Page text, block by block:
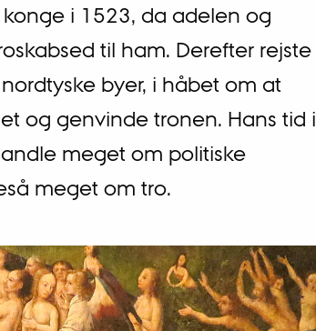
i 1523, da adelen og
til ham. Derefter rejste
byer, i håbet om at
og genvinde tronen. Hans tid i
meget om politiske
meget om tro.